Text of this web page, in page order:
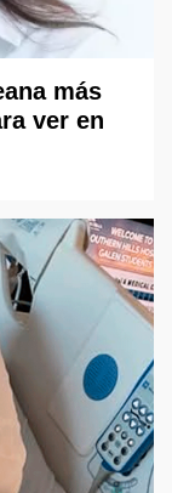
más
ver en